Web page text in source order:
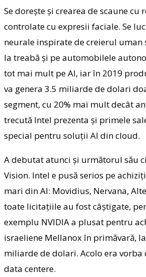
Se doreşte şi crearea de scaune cu
controlate cu expresii faciale. Se
neurale inspirate de creierul uman
la treabă şi pe automobilele
tot mai mult pe AI, iar în 2019
va genera 3.5 miliarde de dolari
segment, cu 20% mai mult decât
trecută Intel prezenta şi primele
special pentru soluţii AI din cloud.
A debutat atunci şi următorul său
Vision. Intel e pusă serios pe
mari din AI: Movidius, Nervana,
toate licitaţiile au fost câştigate,
exemplu NVIDIA a plusat pentru
israeliene Mellanox în primăvară,
miliarde de dolari. Acolo era vorba
data centere.